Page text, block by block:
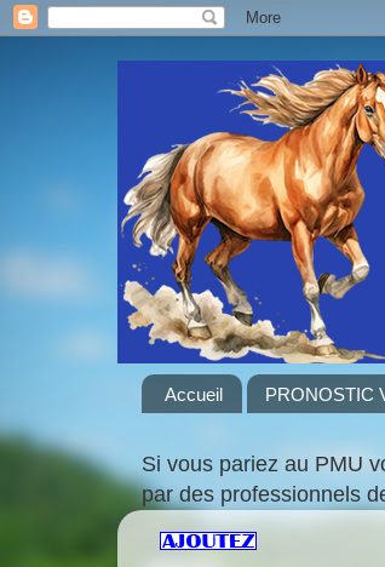
Accueil PRONOSTIC
Si vous pariez au PMU
par des professionnels